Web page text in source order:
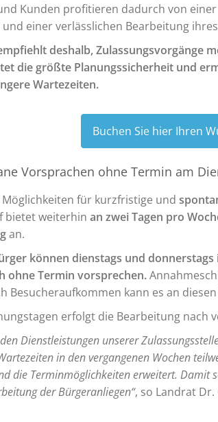
Kunden profitieren dadurch von
einer verlässlichen Bearbeitung
deshalb, Zulassungsvorgänge
die größte Planungssicherheit und
Wartezeiten.
Buchen Sie hier Ihren
Vorsprachen ohne Termin am
für kurzfristige und
bietet weiterhin an zwei Tagen pro
an.
können dienstags und
ohne Termin vorsprechen.
Besucheraufkommen kann es an
erfolgt die Bearbeitung nach
Dienstleistungen unserer
in den vergangenen Wochen
die Terminmöglichkeiten erweitert.
der Bürgeranliegen“, so Landrat Dr.